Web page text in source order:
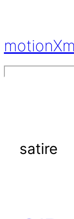
satire